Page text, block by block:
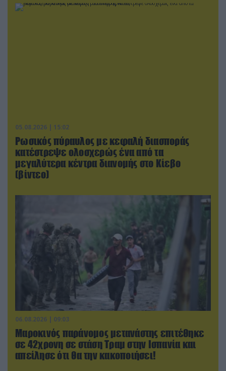
05.08.2026 | 15:02
Ρωσικός πύραυλος με κεφαλή διασποράς
κατέστρεψε ολοσχερώς ένα από τα
μεγαλύτερα κέντρα διανομής στο Κίεβο
(βίντεο)
06.08.2026 | 09:03
Μαροκινός παράνομος μετανάστης επιτέθηκε
σε 42χρονη σε στάση Τραμ στην Ισπανία και
απείλησε ότι θα την κακοποιήσει!